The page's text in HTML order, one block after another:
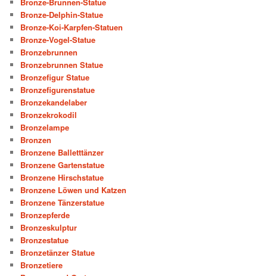
Bronze-Brunnen-Statue
Bronze-Delphin-Statue
Bronze-Koi-Karpfen-Statuen
Bronze-Vogel-Statue
Bronzebrunnen
Bronzebrunnen Statue
Bronzefigur Statue
Bronzefigurenstatue
Bronzekandelaber
Bronzekrokodil
Bronzelampe
Bronzen
Bronzene Balletttänzer
Bronzene Gartenstatue
Bronzene Hirschstatue
Bronzene Löwen und Katzen
Bronzene Tänzerstatue
Bronzepferde
Bronzeskulptur
Bronzestatue
Bronzetänzer Statue
Bronzetiere